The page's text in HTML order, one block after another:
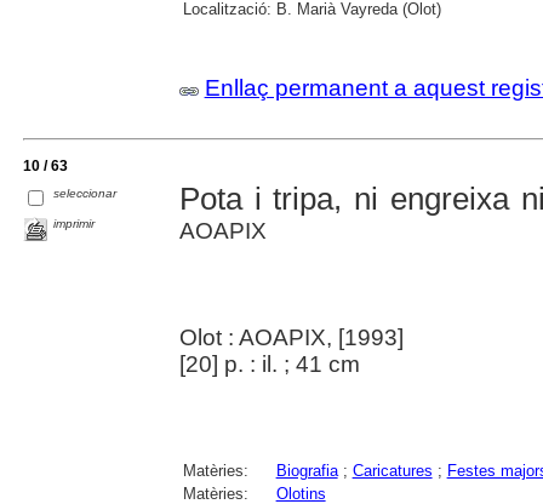
Localització: B. Marià Vayreda (Olot)
Enllaç permanent a aquest
10 / 63
seleccionar
imprimir
Pota i tripa, ni engreixa
AOAPIX
Olot : AOAPIX, [1993]
[20] p. : il. ; 41 cm
Matèries: Biografia; Caricatures ; Festes
Matèries:
Olotins